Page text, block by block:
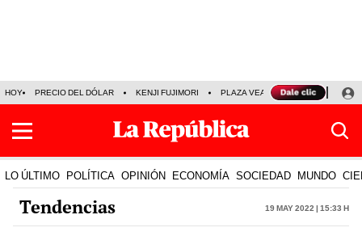
HOY PRECIO DEL DÓLAR KENJI FUJIMORI PLAZA VEA FERIADOS
LO ÚLTIMO POLÍTICA OPINIÓN ECONOMÍA SOCIEDAD MUNDO
Tendencias 19 May 2022 | 15:33 h